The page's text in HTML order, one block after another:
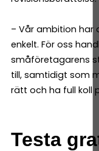
– Vår ambition har
enkelt. För oss
småföretagarens
till, samtidigt som
rätt och ha full koll
Testa